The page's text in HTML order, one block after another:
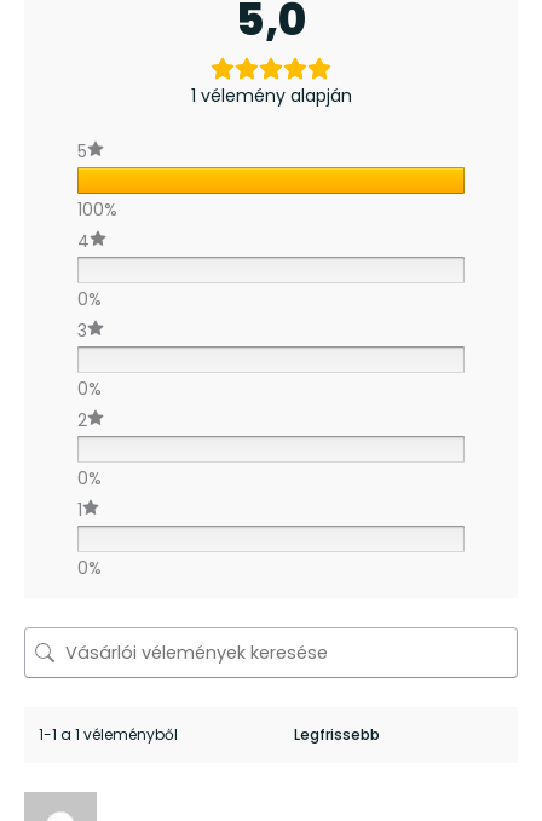
5,0
1 vélemény alapján
5
100%
4
0%
3
0%
2
0%
1
0%
1-1 a 1 véleményből